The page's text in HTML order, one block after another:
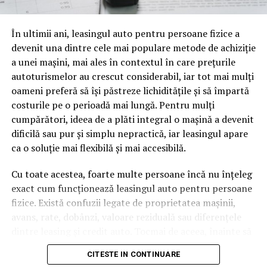
oamenii cu adevărat. Dacă transcrierea ajunge pe o
cuvinte tematice, scrise exact în limbajul în care se
caută.
Apoi vine partea de comportament. O pagină pe care
vizitatorii stau zece, cincisprezece minute ca să
urmărească replay-ul trimite un semnal greu de ignorat.
Google nu îți măsoară direct satisfacția, însă timpul
petrecut, scrollul și revenirile spun ceva despre cât de
util e materialul.
Și mai e ceva ce se uită ușor. Un webinar reușit atrage
linkuri aproape de la sine. Cineva îl menționează într-un
newsletter, altcineva îl citează într-un articol, un
partener îl trimite în comunitatea lui. Fiecare astfel de
tău, iar autoritatea e moneda forte în SEO.
În ultimii ani, leasingul auto pentru persoane fizice a
devenit una dintre cele mai populare metode de achiziție
a unei mașini, mai ales în contextul în care prețurile
autoturismelor au crescut considerabil, iar tot mai mulți
oameni preferă să își păstreze lichiditățile și să împartă
costurile pe o perioadă mai lungă. Pentru mulți
cumpărători, ideea de a plăti integral o mașină a devenit
dificilă sau pur și simplu nepractică, iar leasingul apare
ca o soluție mai flexibilă și mai accesibilă.
Cu toate acestea, foarte multe persoane încă nu înțeleg
exact cum funcționează leasingul auto pentru persoane
fizice. Există confuzii legate de proprietatea mașinii,
avans, rate, dobânzi, valoare reziduală sau diferențele
semnezi orice contract, este important să înțelegi clar
mecanismul acestui tip de finanțare și să știi la ce să fii
CITESTE IN CONTINUARE